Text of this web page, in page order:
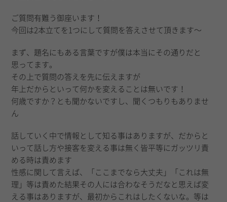
ご質問有難う御座います！
今回は2本立てを1つにして質問を答えさせて頂きます〜
まず、題名にもある言葉ですが僕は本当にその通りだと
思ってます。
その上で質問の答えを先に伝えますが
年上だからといって何かを変えることは無いです！
何歳ですか？とも聞かないですし、聞くつもりもありませ
ん
話していく中で情報として知る事はありますが、だからと
いって話し方や接客を変える事は無く皆平等にガッツリ責
める時は責めます
性感に関して言えば、「ここまでなら大丈夫」「これは無
理」等は責めた結果その人には合わなそうだなと思えば変
える事はありますが、最初からこれはしたくないな。等は